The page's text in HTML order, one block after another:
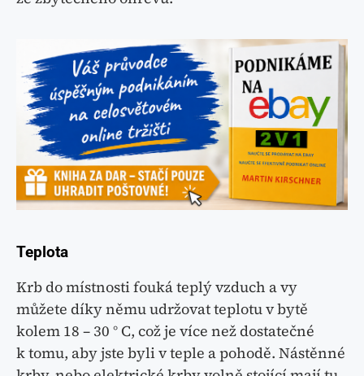
Teplota
Krb do místnosti fouká teplý vzduch a vy
můžete díky němu udržovat teplotu v bytě
kolem 18 – 30 ° C, což je více než dostatečné
k tomu, aby jste byli v teple a pohodě. Nástěnné